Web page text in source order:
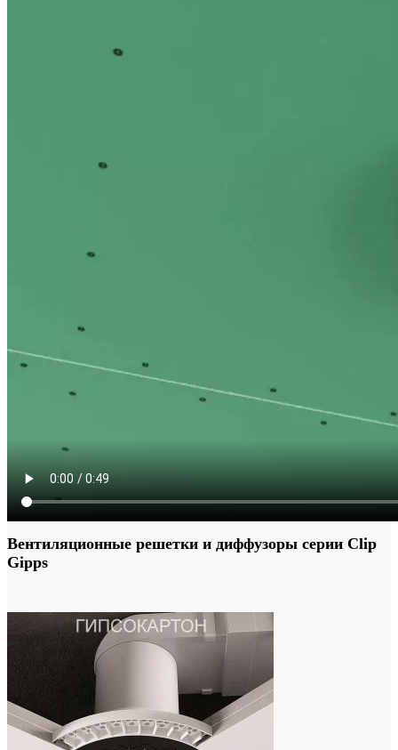
Корпус (ABS пластик), вставка, экран — металл.
В комплекте: саморезы (4 шт), каркас с сеткой.
Диаметр врезных отверстий 125 и 210мм
С этим товаром смотрят:
Вентиляционные решетки и диффузоры серии Clip
Gipps